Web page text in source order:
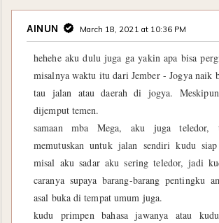
AINUN March 18, 2021 at 10:36 PM
hehehe aku dulu juga ga yakin apa bisa
misalnya waktu itu dari Jember - Jogya naik
tau jalan atau daerah di jogya.
dijemput temen.
samaan mba Mega, aku juga teledor,
memutuskan untuk jalan sendiri kudu siap
misal aku sadar aku sering teledor, jadi
caranya supaya barang-barang pentingku
asal buka di tempat umum juga.
kudu primpen bahasa jawanya atau